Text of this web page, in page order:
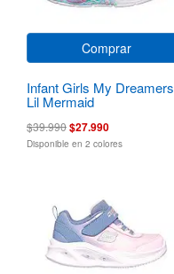
Comprar
Infant Girls My Dreamers
Lil Mermaid
$39.990$27.990
Disponible en 2 colores